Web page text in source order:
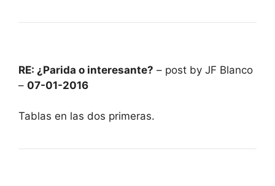
RE: ¿Parida o interesante? – post by JF Blanco
– 07-01-2016
Tablas en las dos primeras.